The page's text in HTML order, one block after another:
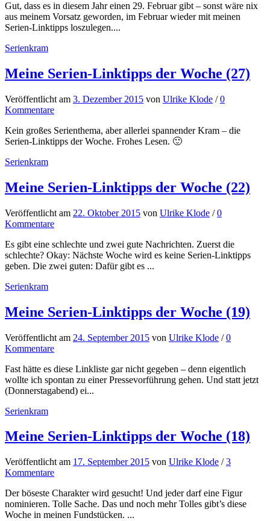
Gut, dass es in diesem Jahr einen 29. Februar gibt – sonst wäre nix
aus meinem Vorsatz geworden, im Februar wieder mit meinen
Serien-Linktipps loszulegen....
Serienkram
Meine Serien-Linktipps der Woche (27)
Veröffentlicht am 3. Dezember 2015 von Ulrike Klode /0
Kommentare
Kein großes Serienthema, aber allerlei spannender Kram – die
Serien-Linktipps der Woche. Frohes Lesen. 🙂
Serienkram
Meine Serien-Linktipps der Woche (22)
Veröffentlicht am 22. Oktober 2015 von Ulrike Klode /0
Kommentare
Es gibt eine schlechte und zwei gute Nachrichten. Zuerst die
schlechte? Okay: Nächste Woche wird es keine Serien-Linktipps
geben. Die zwei guten: Dafür gibt es ...
Serienkram
Meine Serien-Linktipps der Woche (19)
Veröffentlicht am 24. September 2015 von Ulrike Klode /0
Kommentare
Fast hätte es diese Linkliste gar nicht gegeben – denn eigentlich
wollte ich spontan zu einer Pressevorführung gehen. Und statt jetzt
(Donnerstagabend) ei...
Serienkram
Meine Serien-Linktipps der Woche (18)
Veröffentlicht am 17. September 2015 von Ulrike Klode /3
Kommentare
Der böseste Charakter wird gesucht! Und jeder darf eine Figur
nominieren. Tolle Sache. Das und noch mehr Tolles gibt’s diese
Woche in meinen Fundstücken. ...